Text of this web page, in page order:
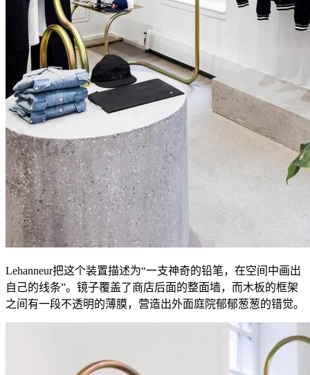
Lehanneur把这个装置描述为“一支神奇的铅笔，在空间中画出
自己的线条”。镜子覆盖了商店后面的整面墙，而木板的框架
之间有一段不透明的薄膜，营造出外面庭院郁郁葱葱的错觉。